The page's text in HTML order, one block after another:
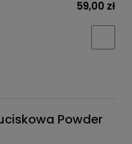
59,00 zł
Powder